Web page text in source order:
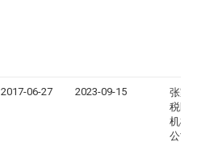
2017-06-27 2023-09-15
张家
税区
机械
公司